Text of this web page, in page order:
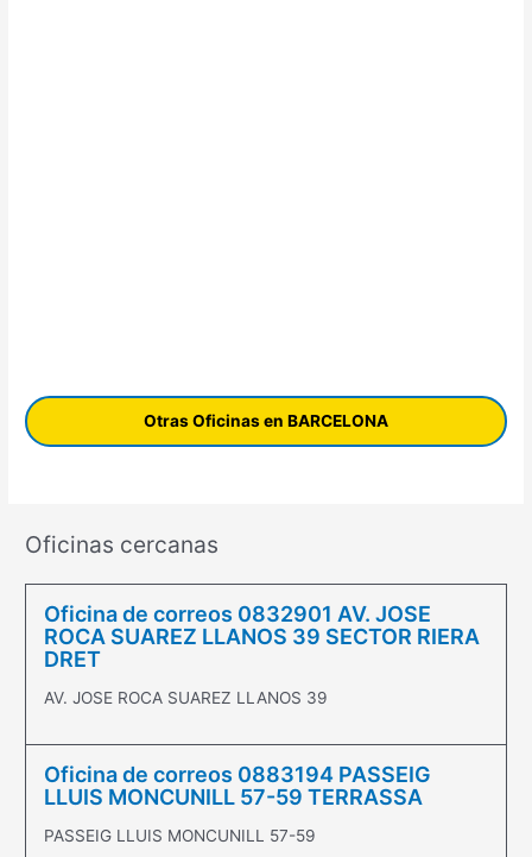
Otras Oficinas en BARCELONA
Oficinas cercanas
Oficina de correos 0832901 AV. JOSE
ROCA SUAREZ LLANOS 39 SECTOR RIERA
DRET
AV. JOSE ROCA SUAREZ LLANOS 39
Oficina de correos 0883194 PASSEIG
LLUIS MONCUNILL 57-59 TERRASSA
PASSEIG LLUIS MONCUNILL 57-59